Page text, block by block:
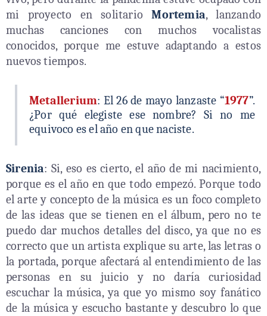
mi proyecto en solitarioMortemia, lanzando
muchas canciones con muchos vocalistas
conocidos, porque me estuve adaptando a estos
nuevos tiempos.
Metallerium: El 26 de mayo lanzaste “1977”.
¿Por qué elegiste ese nombre? Si no me
equivoco es el año en que naciste.
Sirenia: Si, eso es cierto, el año de mi nacimiento,
porque es el año en que todo empezó. Porque todo
el arte y concepto de la música es un foco completo
de las ideas que se tienen en el álbum, pero no te
puedo dar muchos detalles del disco, ya que no es
correcto que un artista explique su arte, las letras o
la portada, porque afectará al entendimiento de las
personas en su juicio y no daría curiosidad
escuchar la música, ya que yo mismo soy fanático
de la música y escucho bastante y descubro lo que